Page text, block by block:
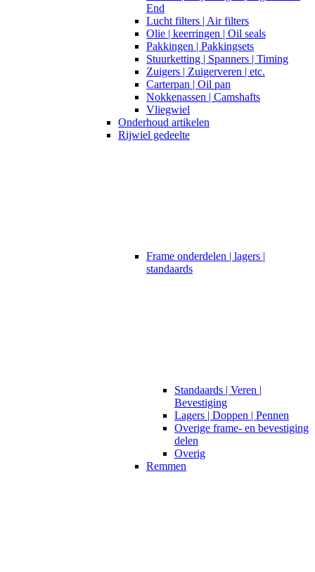
End
Lucht filters | Air filters
Olie | keerringen | Oil seals
Pakkingen | Pakkingsets
Stuurketting | Spanners | Timing
Zuigers | Zuigerveren | etc.
Carterpan | Oil pan
Nokkenassen | Camshafts
Vliegwiel
Onderhoud artikelen
Rijwiel gedeelte
Frame onderdelen | lagers |
standaards
Standaards | Veren |
Bevestiging
Lagers | Doppen | Pennen
Overige frame- en bevestiging
delen
Overig
Remmen